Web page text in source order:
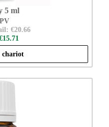
5 ml
€20.66
chariot